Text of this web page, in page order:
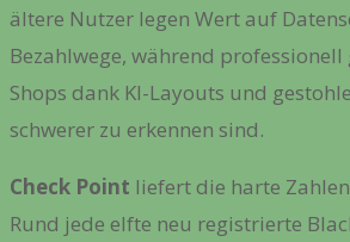
ältere Nutzer legen Wert auf
Bezahlwege, während professionell
Shops dank KI-Layouts und
schwerer zu erkennen sind.
Check Point liefert die harte
Rund jede elfte neu registrierte